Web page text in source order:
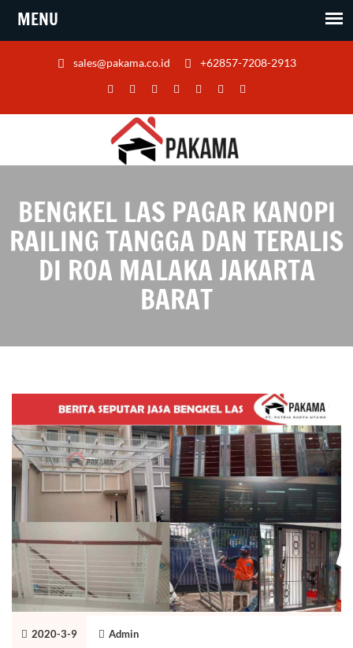
sales@pakama.co.id +62857-7208-2913
BENGKEL LAS PAGAR KANOPI
RAILING TANGGA DAN TERALIS
DI ROA MALAKA JAKARTA
BARAT
2020-3-9 Admin